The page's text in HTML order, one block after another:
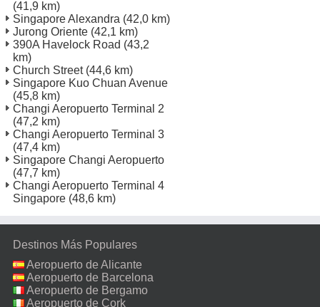
(41,9 km)
Singapore Alexandra (42,0 km)
Jurong Oriente (42,1 km)
390A Havelock Road (43,2
km)
Church Street(44,6 km)
Singapore Kuo Chuan Avenue
(45,8 km)
Changi Aeropuerto Terminal 2
(47,2 km)
Changi Aeropuerto Terminal 3
(47,4 km)
Singapore Changi Aeropuerto
(47,7 km)
Changi Aeropuerto Terminal 4
Singapore (48,6 km)
Destinos Más Populares
Aeropuerto de Alicante
Aeropuerto de Barcelona
Aeropuerto de Bergamo
Aeropuerto de Cork